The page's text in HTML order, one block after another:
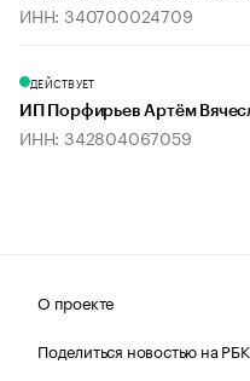
ИНН: 340700024709
ДЕЙСТВУЕТ
ИП Порфирьев Артём
ИНН: 342804067059
О проекте
Поделиться новостью на РБК